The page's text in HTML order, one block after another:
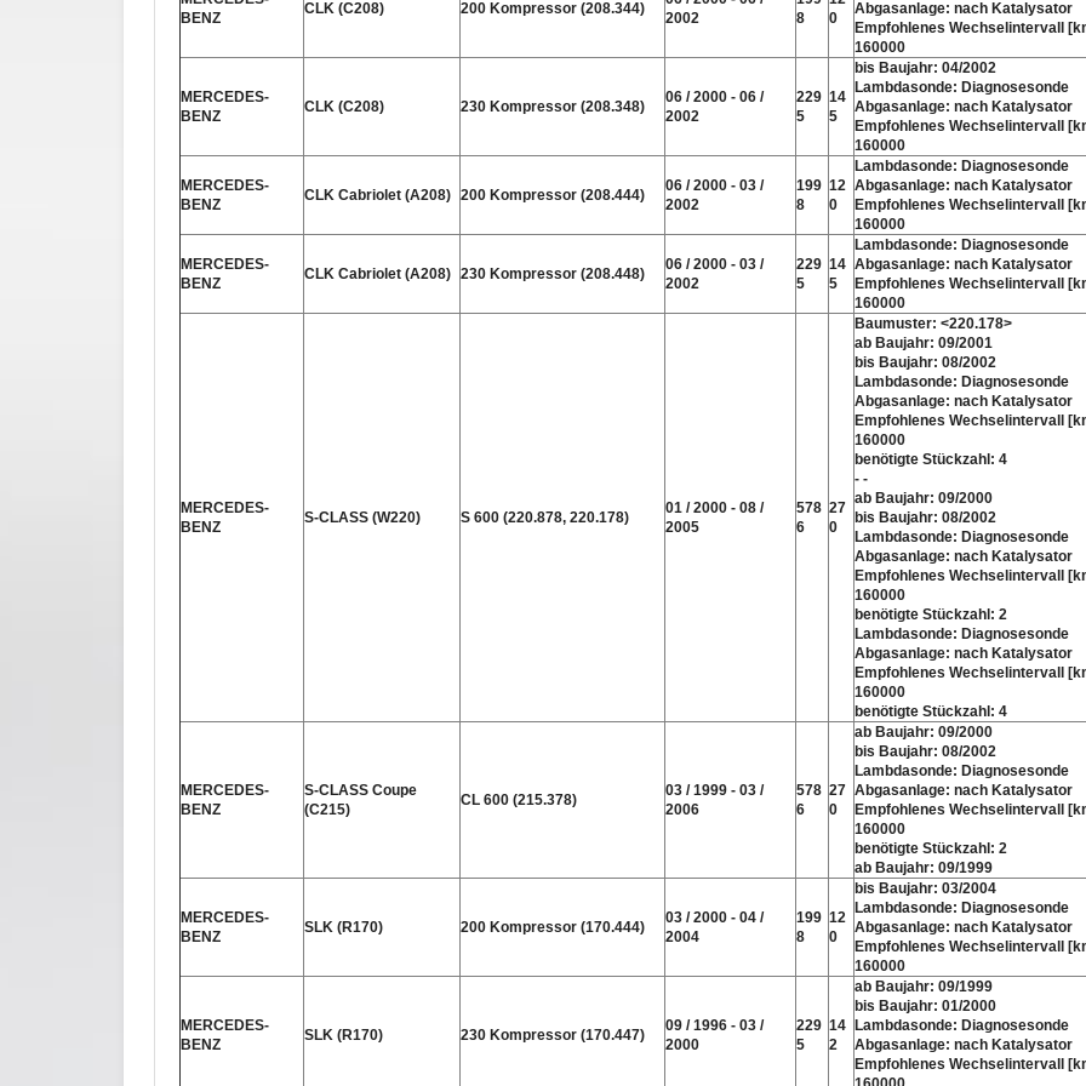
BENZ
CLK (C208) 200 Kompressor (208.344)
2002
8
0
Abgasanlage: nach Katalysator
Empfohlenes Wechselintervall
160000
MERCEDES-
BENZ
CLK (C208) 230 Kompressor (208.348)
06 / 2000 - 06 /
2002
229
5
14
5
bis Baujahr: 04/2002
Lambdasonde: Diagnosesonde
Abgasanlage: nach Katalysator
Empfohlenes Wechselintervall
160000
MERCEDES-
BENZ
CLK Cabriolet (A208) 200 Kompressor (208.444)
06 / 2000 - 03 /
2002
199
8
12
0
Lambdasonde: Diagnosesonde
Abgasanlage: nach Katalysator
Empfohlenes Wechselintervall
160000
MERCEDES-
BENZ
CLK Cabriolet (A208) 230 Kompressor (208.448)
06 / 2000 - 03 /
2002
229
5
14
5
Lambdasonde: Diagnosesonde
Abgasanlage: nach Katalysator
Empfohlenes Wechselintervall
160000
MERCEDES-
BENZ
S-CLASS (W220) S 600 (220.878, 220.178)
01 / 2000 - 08 /
2005
578
6
27
0
Baumuster: <220.178>
ab Baujahr: 09/2001
bis Baujahr: 08/2002
Lambdasonde: Diagnosesonde
Abgasanlage: nach Katalysator
Empfohlenes Wechselintervall
160000
benötigte Stückzahl: 4
- -
ab Baujahr: 09/2000
bis Baujahr: 08/2002
Lambdasonde: Diagnosesonde
Abgasanlage: nach Katalysator
Empfohlenes Wechselintervall
160000
benötigte Stückzahl: 2
Lambdasonde: Diagnosesonde
Abgasanlage: nach Katalysator
Empfohlenes Wechselintervall
160000
benötigte Stückzahl: 4
MERCEDES-
BENZ
S-CLASS Coupe
(C215)
CL 600 (215.378)
03 / 1999 - 03 /
2006
578
6
27
0
ab Baujahr: 09/2000
bis Baujahr: 08/2002
Lambdasonde: Diagnosesonde
Abgasanlage: nach Katalysator
Empfohlenes Wechselintervall
160000
benötigte Stückzahl: 2
ab Baujahr: 09/1999
MERCEDES-
BENZ
SLK (R170) 200 Kompressor (170.444)
03 / 2000 - 04 /
2004
199
8
12
0
bis Baujahr: 03/2004
Lambdasonde: Diagnosesonde
Abgasanlage: nach Katalysator
Empfohlenes Wechselintervall
160000
MERCEDES-
BENZ
SLK (R170) 230 Kompressor (170.447)
09 / 1996 - 03 /
2000
229
5
14
2
ab Baujahr: 09/1999
bis Baujahr: 01/2000
Lambdasonde: Diagnosesonde
Abgasanlage: nach Katalysator
Empfohlenes Wechselintervall